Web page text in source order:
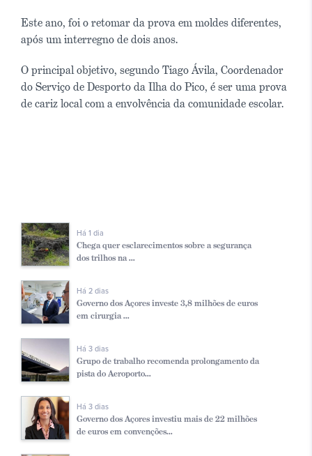
Este ano, foi o retomar da prova em moldes diferentes,
após um interregno de dois anos.
O principal objetivo, segundo Tiago Ávila, Coordenador
do Serviço de Desporto da Ilha do Pico, é ser uma prova
de cariz local com a envolvência da comunidade escolar.
Há 1 dia
Chega quer esclarecimentos sobre a segurança
dos trilhos na ...
Há 2 dias
Governo dos Açores investe 3,8 milhões de euros
em cirurgia ...
Há 3 dias
Grupo de trabalho recomenda prolongamento da
pista do Aeroporto...
Há 3 dias
Governo dos Açores investiu mais de 22 milhões
de euros em convenções...